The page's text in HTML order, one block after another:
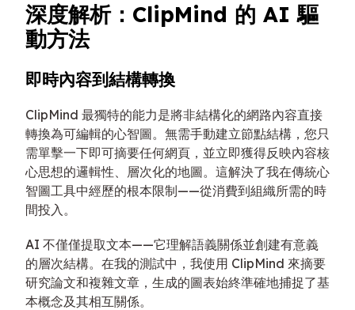
深度解析：ClipMind 的 AI 驅
動方法
即時內容到結構轉換
ClipMind 最獨特的能力是將非結構化的網路內容直接
轉換為可編輯的心智圖。無需手動建立節點結構，您只
需單擊一下即可摘要任何網頁，並立即獲得反映內容核
心思想的邏輯性、層次化的地圖。這解決了我在傳統心
智圖工具中經歷的根本限制——從消費到組織所需的時
間投入。
AI 不僅僅提取文本——它理解語義關係並創建有意義
的層次結構。在我的測試中，我使用 ClipMind 來摘要
研究論文和複雜文章，生成的圖表始終準確地捕捉了基
本概念及其相互關係。